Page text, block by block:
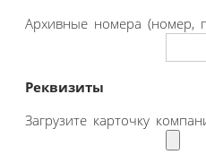
Архивные номера (номер,
Реквизиты
Загрузите карточку